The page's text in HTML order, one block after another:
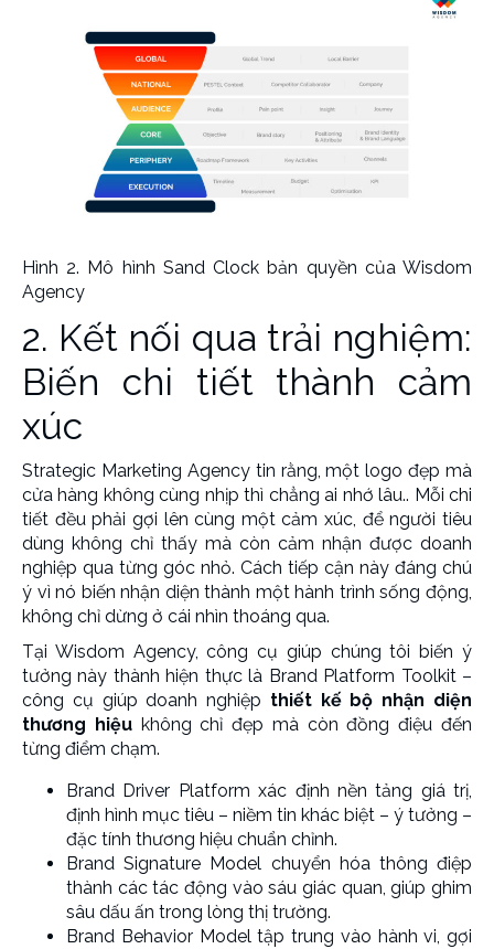
Hình 2. Mô hình Sand Clock bản quyền của Wisdom
Agency
2. Kết nối qua trải nghiệm:
Biến chi tiết thành cảm
xúc
Strategic Marketing Agency tin rằng, một logo đẹp mà
cửa hàng không cùng nhịp thì chẳng ai nhớ lâu.. Mỗi chi
tiết đều phải gợi lên cùng một cảm xúc, để người tiêu
dùng không chỉ thấy mà còn cảm nhận được doanh
nghiệp qua từng góc nhỏ. Cách tiếp cận này đáng chú
ý vì nó biến nhận diện thành một hành trình sống động,
không chỉ dừng ở cái nhìn thoáng qua.
Tại Wisdom Agency, công cụ giúp chúng tôi biến ý
tưởng này thành hiện thực là Brand Platform Toolkit –
công cụ giúp doanh nghiệp thiết kế bộ nhận diện
thương hiệukhông chỉ đẹp mà còn đồng điệu đến
từng điểm chạm.
Brand Driver Platform xác định nền tảng giá trị,
định hình mục tiêu – niềm tin khác biệt – ý tưởng –
đặc tính thương hiệu chuẩn chỉnh.
Brand Signature Model chuyển hóa thông điệp
thành các tác động vào sáu giác quan, giúp ghim
sâu dấu ấn trong lòng thị trường.
Brand Behavior Model tập trung vào hành vi, gợi